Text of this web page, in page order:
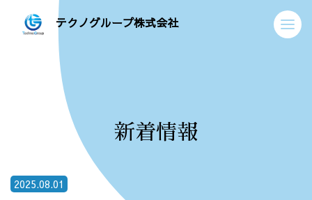
テクノグループ株式会社
新着情報
2025.08.01